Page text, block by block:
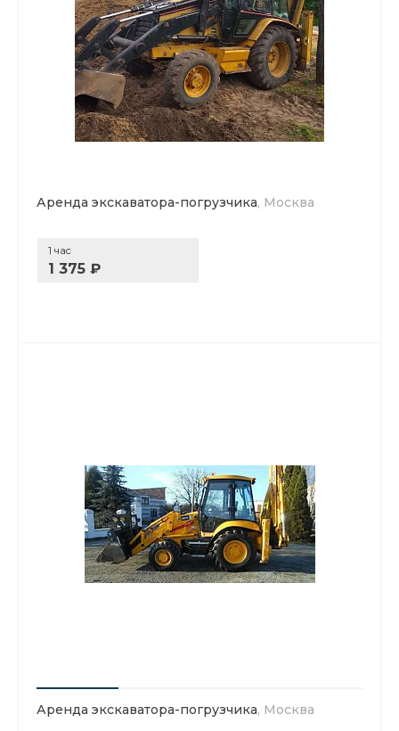
Аренда экскаватора-погрузчика, Москва
1 час
1 375 ₽
Аренда экскаватора-погрузчика, Москва